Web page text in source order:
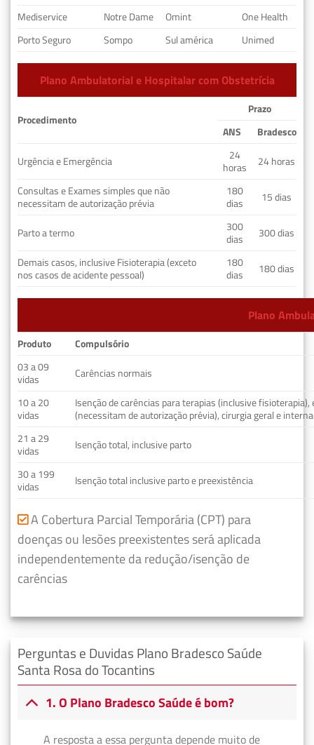
Mediservice
Notre Dame Omint
One Health
Porto Seguro
Sompo Sul américa Unimed
Plano Ambulatorial e Hospitalar com Obstetrícia
Procedimento
Prazo
ANS
Bradesco
Urgência e Emergência
24
horas
24 horas
Consultas e Exames simples que não
necessitam de autorização prévia
180
dias
15 dias
Parto a termo
300
dias
300 dias
Demais casos, inclusive Fisioterapia (exceto
nos casos de acidente pessoal)
180
dias
180 dias
Plano
Produto
Compulsório
03 a 09
vidas
Carências normais
10 a 20
vidas
Isenção de carências para terapias (inclusive fisioterapia),
(necessitam de autorização prévia), cirurgia geral e
21 a 29
vidas
Isenção total, inclusive parto
30 a 199
vidas
Isenção total inclusive parto e preexistência
A Cobertura Parcial Temporária (CPT) para
doenças ou lesões preexistentes será aplicada
independentemente da redução/isenção de
carências
Perguntas e Duvidas Plano Bradesco Saúde
Santa Rosa do Tocantins
1. O Plano Bradesco Saúde é bom?
A resposta a essa pergunta depende muito de